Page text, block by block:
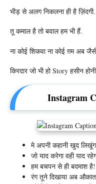
भीड़ से अलग निकलना ही है ज़िंदगी.
तू कमाल है तो बवाल हम भी हैं.
ना कोई शिकवा ना कोई ग़म अब
किरदार जो भी हो Story हसीन
Instagram
मे अपनी कहानी खुद
जो याद करेगा वही याद
हम बचपन से ही बदमाश है!
रंग तूने दिखाया अब